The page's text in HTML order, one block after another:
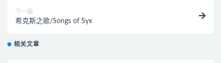
下一篇
希克斯之歌/Songs of Syx
相关文章